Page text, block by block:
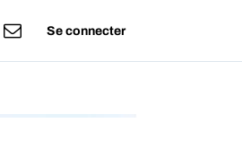
Se connecter